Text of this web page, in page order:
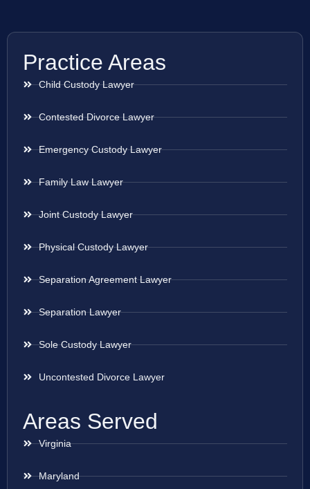
Practice Areas
Child Custody Lawyer
Contested Divorce Lawyer
Emergency Custody Lawyer
Family Law Lawyer
Joint Custody Lawyer
Physical Custody Lawyer
Separation Agreement Lawyer
Separation Lawyer
Sole Custody Lawyer
Uncontested Divorce Lawyer
Areas Served
Virginia
Maryland